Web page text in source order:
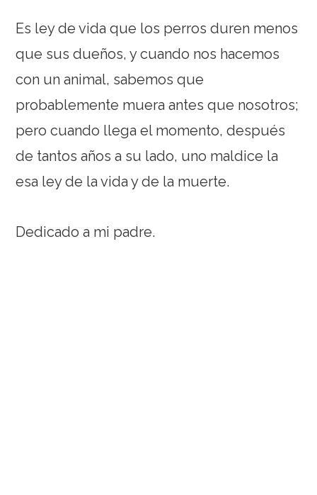
Es ley de vida que los perros duren menos
que sus dueños, y cuando nos hacemos
con un animal, sabemos que
probablemente muera antes que nosotros;
pero cuando llega el momento, después
de tantos años a su lado, uno maldice la
esa ley de la vida y de la muerte.
Dedicado a mi padre.